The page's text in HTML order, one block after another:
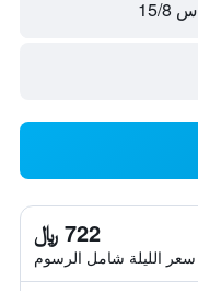
س 15/8
722 ﷼
سعر الليلة شامل الرسوم